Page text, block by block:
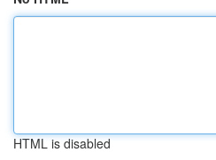
HTML is disabled